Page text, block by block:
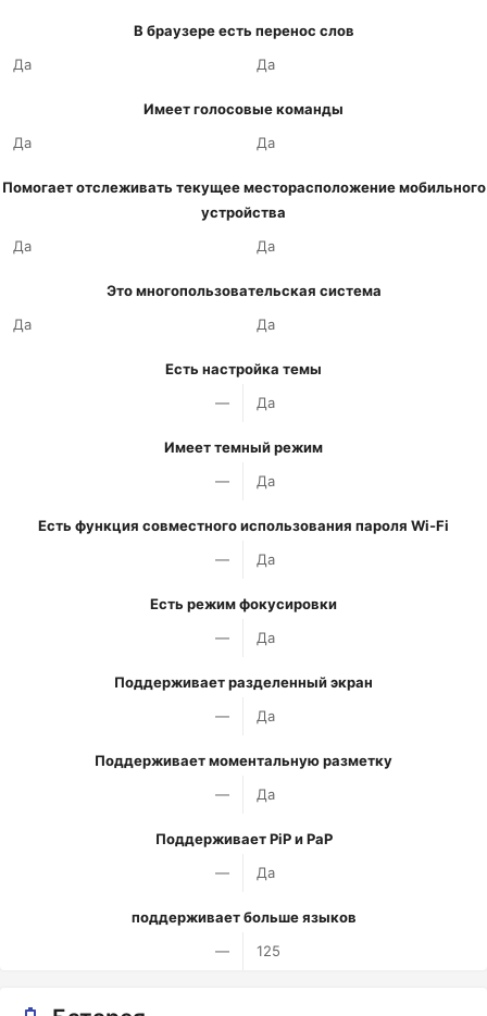
В браузере есть перенос слов
Да
Да
Имеет голосовые команды
Да
Да
Помогает отслеживать текущее месторасположение мобильного
устройства
Да
Да
Это многопользовательская система
Да
Да
Есть настройка темы
—
Да
Имеет темный режим
—
Да
Есть функция совместного использования пароля Wi-Fi
—
Да
Есть режим фокусировки
—
Да
Поддерживает разделенный экран
—
Да
Поддерживает моментальную разметку
—
Да
Поддерживает PiP и PaP
—
Да
поддерживает больше языков
—
125